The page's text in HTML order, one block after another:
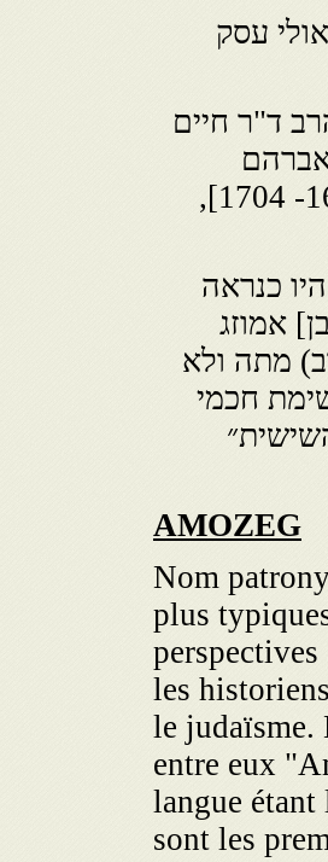
עסק
ד"ר חיים
הצרפתי, בנו של ר׳ וידאל הצרפתי השלישי [1631- 1704],
כנראה
אמוזג
מתה ולא
חכמי
AMOZEG
Nom
plus
les
le judaïsme.
entre eux
langue
sont les